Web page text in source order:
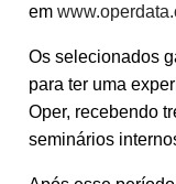
em
Os selecionados
para ter uma
Oper, recebendo
seminários